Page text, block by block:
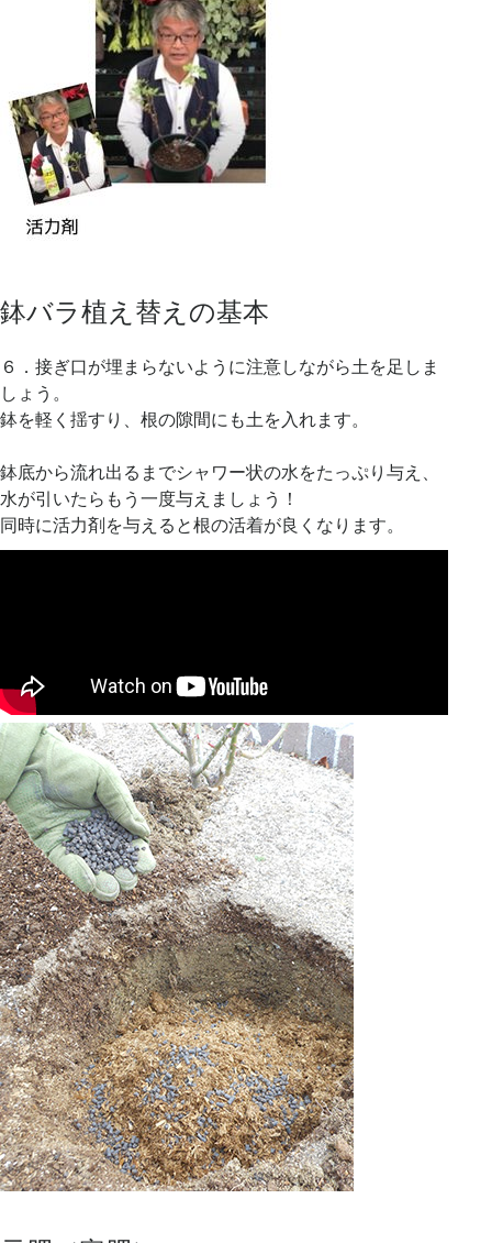
鉢バラ植え替えの基本
６．接ぎ口が埋まらないように注意しながら土を足しま
しょう。
鉢を軽く揺すり、根の隙間にも土を入れます。
鉢底から流れ出るまでシャワー状の水をたっぷり与え、
水が引いたらもう一度与えましょう！
同時に活力剤を与えると根の活着が良くなります。